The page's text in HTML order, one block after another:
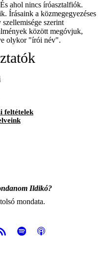
ahol nincs íróasztalfiók.
Írásaink a közmegegyezéses
szerint
között megóvjuk,
olykor "írói név".
feltételek
Ildikó?
mondata.